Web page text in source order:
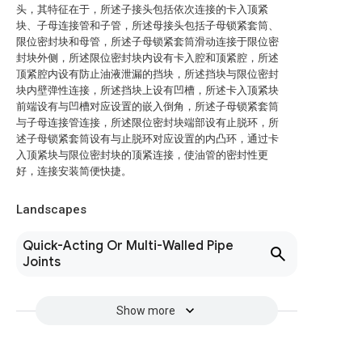
头，其特征在于，所述子接头包括依次连接的卡入顶紧
块、子母连接管和子管，所述母接头包括子母锁紧套筒、
限位密封块和母管，所述子母锁紧套筒滑动连接于限位密
封块外侧，所述限位密封块内设有卡入腔和顶紧腔，所述
顶紧腔内设有防止油液泄漏的挡块，所述挡块与限位密封
块内壁弹性连接，所述挡块上设有凹槽，所述卡入顶紧块
前端设有与凹槽对应设置的嵌入倒角，所述子母锁紧套筒
与子母连接管连接，所述限位密封块端部设有止脱环，所
述子母锁紧套筒设有与止脱环对应设置的内凸环，通过卡
入顶紧块与限位密封块的顶紧连接，使油管的密封性更
好，连接安装简便快捷。
Landscapes
Quick-Acting Or Multi-Walled Pipe
Joints
Show more